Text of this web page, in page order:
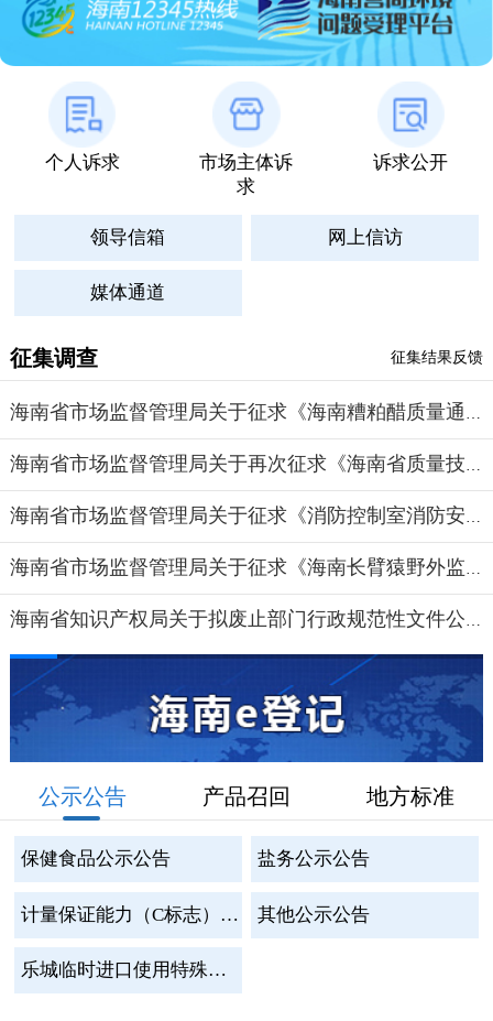
个人诉求
市场主体诉
求
诉求公开
领导信箱 网上信访
媒体通道
征集调查 征集结果反馈
公示公告 产品召回 地方标准
保健食品公示公告 盐务公示公告
计量保证能力（C标志）自我声明 其他公示公告
乐城临时进口使用特殊食品公示